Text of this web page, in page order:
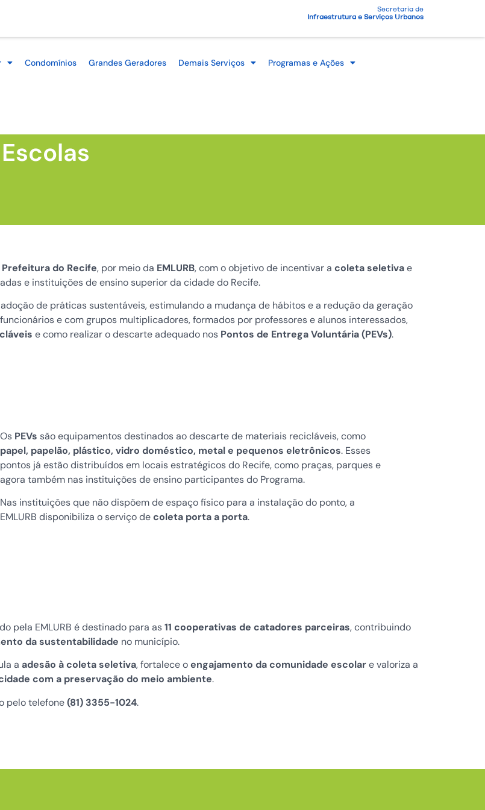
Secretaria de
Infraestrutura e Serviços Urbanos
Condomínios Grandes Geradores Demais Serviços Programas e Ações
Prefeitura do Recife, por meio da EMLURB, com o objetivo de incentivar a coleta seletivae
e instituições de ensino superior da cidade do Recife.
de práticas sustentáveis, estimulando a mudança de hábitos e a redução da geração
e com grupos multiplicadores, formados por professores e alunos interessados,
e como realizar o descarte adequado nos Pontos de Entrega Voluntária (PEVs).
Os PEVs são equipamentos destinados ao descarte de materiais recicláveis, como
papel, papelão, plástico, vidro doméstico, metal e pequenos eletrônicos. Esses
pontos já estão distribuídos em locais estratégicos do Recife, como praças, parques e
agora também nas instituições de ensino participantes do Programa.
Nas instituições que não dispõem de espaço físico para a instalação do ponto, a
EMLURB disponibiliza o serviço decoleta porta a porta.
pela EMLURB é destinado para as11 cooperativas de catadores parceiras, contribuindo
da sustentabilidade no município.
a adesão à coleta seletiva, fortalece oengajamento da comunidade escolare valoriza a
com a preservação do meio ambiente.
pelo telefone(81) 3355-1024.